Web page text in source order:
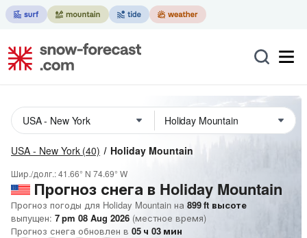
USA - New York (40) Holiday Mountain
Шир./долг.:41.66° N 74.69° W
Прогноз снега в Holiday Mountain
Прогноз погоды для Holiday Mountain на 899ft высоте
выпущен: 7 pm 08 Aug 2026 (местное время)
Прогноз снега обновлен в 05 ч 03 мин